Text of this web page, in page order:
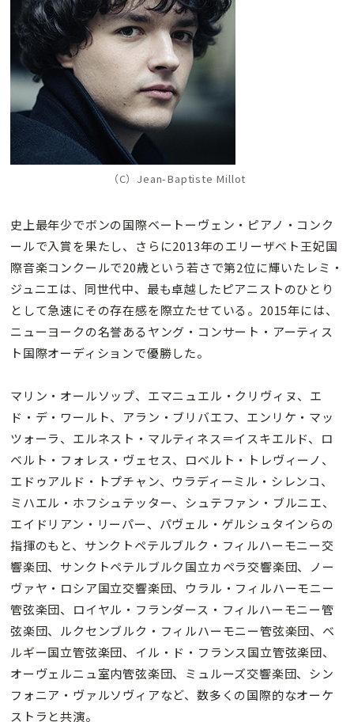
（C）Jean-Baptiste Millot
史上最年少でボンの国際ベートーヴェン・ピアノ・コンク
ールで入賞を果たし、さらに2013年のエリーザベト王妃国
際音楽コンクールで20歳という若さで第2位に輝いたレミ・
ジュニエは、同世代中、最も卓越したピアニストのひとり
として急速にその存在感を際立たせている。2015年には、
ニューヨークの名誉あるヤング・コンサート・アーティス
ト国際オーディションで優勝した。
マリン・オールソップ、エマニュエル・クリヴィヌ、エ
ド・デ・ワールト、アラン・ブリバエフ、エンリケ・マッ
ツォーラ、エルネスト・マルティネス＝イスキエルド、ロ
ベルト・フォレス・ヴェセス、ロベルト・トレヴィーノ、
エドゥアルド・トプチャン、ウラディーミル・シレンコ、
ミハエル・ホフシュテッター、シュテファン・ブルニエ、
エイドリアン・リーパー、パヴェル・ゲルシュタインらの
指揮のもと、サンクトペテルブルク・フィルハーモニー交
響楽団、サンクトペテルブルク国立カペラ交響楽団、ノー
ヴァヤ・ロシア国立交響楽団、ウラル・フィルハーモニー
管弦楽団、ロイヤル・フランダース・フィルハーモニー管
弦楽団、ルクセンブルク・フィルハーモニー管弦楽団、ベ
ルギー国立管弦楽団、イル・ド・フランス国立管弦楽団、
オーヴェルニュ室内管弦楽団、ミュルーズ交響楽団、シン
フォニア・ヴァルソヴィアなど、数多くの国際的なオーケ
ストラと共演。